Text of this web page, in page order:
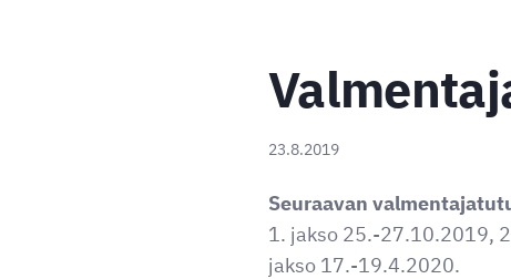
23.8.2019
Seuraavan
1. jakso 25.-27.10.2019,
jakso 17.-19.4.2020.